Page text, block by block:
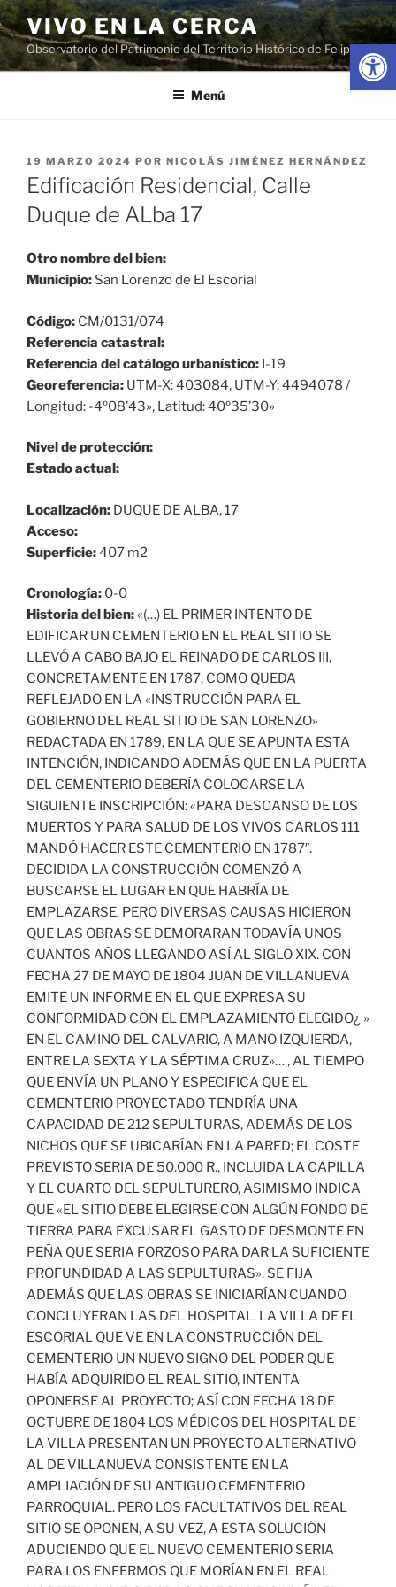
Abrir
Saltar
al
contenido
VIVO EN LA CERCA
Observatorio del Patrimonio del Territorio Histórico de Felipe II
Menú
PUBLICADO
EL
19 MARZO 2024 POR NICOLÁS JIMÉNEZ HERNÁNDEZ
Edificación Residencial, Calle
Duque de ALba 17
Otro nombre del bien:
Municipio: San Lorenzo de El Escorial
Código: CM/0131/074
Referencia catastral:
Referencia del catálogo urbanístico: I-19
Georeferencia: UTM-X: 403084, UTM-Y: 4494078 /
Longitud: -4º08’43», Latitud: 40º35’30»
Nivel de protección:
Estado actual:
Localización: DUQUE DE ALBA, 17
Acceso:
Superficie:407 m2
Cronología: 0-0
Historia del bien:«(…) EL PRIMER INTENTO DE
EDIFICAR UN CEMENTERIO EN EL REAL SITIO SE
LLEVÓ A CABO BAJO EL REINADO DE CARLOS III,
CONCRETAMENTE EN 1787, COMO QUEDA
REFLEJADO EN LA «INSTRUCCIÓN PARA EL
GOBIERNO DEL REAL SITIO DE SAN LORENZO»
REDACTADA EN 1789, EN LA QUE SE APUNTA ESTA
INTENCIÓN, INDICANDO ADEMÁS QUE EN LA PUERTA
DEL CEMENTERIO DEBERÍA COLOCARSE LA
SIGUIENTE INSCRIPCIÓN: «PARA DESCANSO DE LOS
MUERTOS Y PARA SALUD DE LOS VIVOS CARLOS 111
MANDÓ HACER ESTE CEMENTERIO EN 1787″.
DECIDIDA LA CONSTRUCCIÓN COMENZÓ A
BUSCARSE EL LUGAR EN QUE HABRÍA DE
EMPLAZARSE, PERO DIVERSAS CAUSAS HICIERON
QUE LAS OBRAS SE DEMORARAN TODAVÍA UNOS
CUANTOS AÑOS LLEGANDO ASÍ AL SIGLO XIX. CON
FECHA 27 DE MAYO DE 1804 JUAN DE VILLANUEVA
EMITE UN INFORME EN EL QUE EXPRESA SU
CONFORMIDAD CON EL EMPLAZAMIENTO ELEGIDO¿ »
EN EL CAMINO DEL CALVARIO, A MANO IZQUIERDA,
ENTRE LA SEXTA Y LA SÉPTIMA CRUZ»… , AL TIEMPO
QUE ENVÍA UN PLANO Y ESPECIFICA QUE EL
CEMENTERIO PROYECTADO TENDRÍA UNA
CAPACIDAD DE 212 SEPULTURAS, ADEMÁS DE LOS
NICHOS QUE SE UBICARÍAN EN LA PARED; EL COSTE
PREVISTO SERIA DE 50.000 R., INCLUIDA LA CAPILLA
Y EL CUARTO DEL SEPULTURERO, ASIMISMO INDICA
QUE «EL SITIO DEBE ELEGIRSE CON ALGÚN FONDO DE
TIERRA PARA EXCUSAR EL GASTO DE DESMONTE EN
PEÑA QUE SERIA FORZOSO PARA DAR LA SUFICIENTE
PROFUNDIDAD A LAS SEPULTURAS». SE FIJA
ADEMÁS QUE LAS OBRAS SE INICIARÍAN CUANDO
CONCLUYERAN LAS DEL HOSPITAL. LA VILLA DE EL
ESCORIAL QUE VE EN LA CONSTRUCCIÓN DEL
CEMENTERIO UN NUEVO SIGNO DEL PODER QUE
HABÍA ADQUIRIDO EL REAL SITIO, INTENTA
OPONERSE AL PROYECTO; ASÍ CON FECHA 18 DE
OCTUBRE DE 1804 LOS MÉDICOS DEL HOSPITAL DE
LA VILLA PRESENTAN UN PROYECTO ALTERNATIVO
AL DE VILLANUEVA CONSISTENTE EN LA
AMPLIACIÓN DE SU ANTIGUO CEMENTERIO
PARROQUIAL. PERO LOS FACULTATIVOS DEL REAL
SITIO SE OPONEN, A SU VEZ, A ESTA SOLUCIÓN
ADUCIENDO QUE EL NUEVO CEMENTERIO SERIA
PARA LOS ENFERMOS QUE MORÍAN EN EL REAL